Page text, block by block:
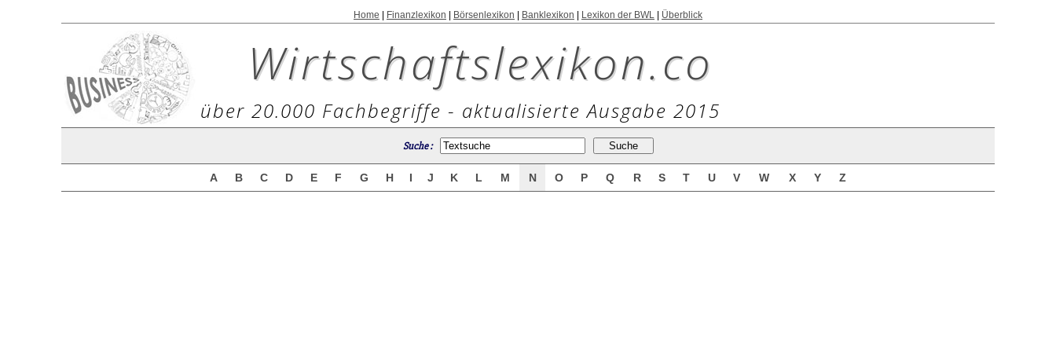
Home Finanzlexikon Börsenlexikon Banklexikon Lexikon der BWL Überblick
Wirtschaftslexikon.co
über 20.000 Fachbegriffe - aktualisierte Ausgabe 2015
Suche :
A B C D E F G H I J K L M N O P Q R S T U V W X Y Z